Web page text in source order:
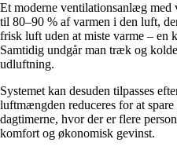
Et moderne ventilationsanlæg med
til 80–90 % af varmen i den luft,
frisk luft uden at miste varme – en
Samtidig undgår man træk og
udluftning.
Systemet kan desuden tilpasses
luftmængden reduceres for at spare
dagtimerne, hvor der er flere
komfort og økonomisk gevinst.